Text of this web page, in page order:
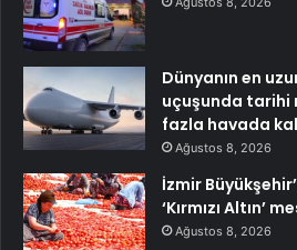
Dünyanın en
uçuşunda tarihi
fazla havada
Ağustos 8, 2026
İzmir
‘Kırmızı Altın’
Ağustos 8, 2026